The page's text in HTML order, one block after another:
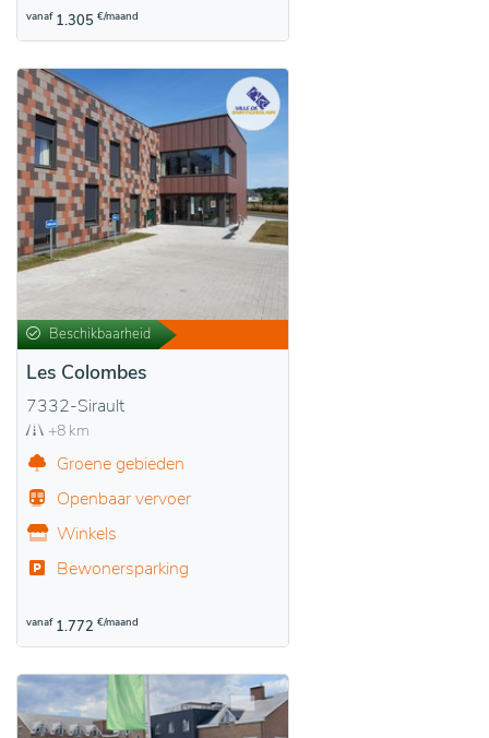
vanaf 1.305 €/maand
Beschikbaarheid
Les Colombes
7332-Sirault
+8 km
Groene gebieden
Openbaar vervoer
Winkels
Bewonersparking
vanaf 1.772 €/maand